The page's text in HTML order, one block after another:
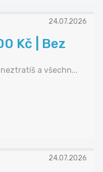
24.07.2026
Kč | Bez
a všechn...
24.07.2026